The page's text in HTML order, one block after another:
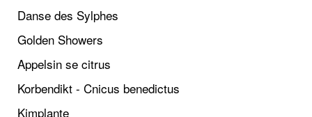
Danse des Sylphes
Golden Showers
Appelsin se citrus
Korbendikt - Cnicus benedictus
Kimplante